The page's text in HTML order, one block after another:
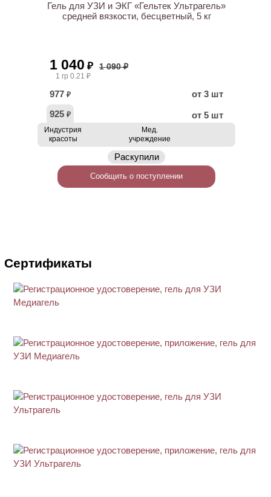
Гель для УЗИ и ЭКГ «Гельтек Ультрагель»
средней вязкости, бесцветный, 5 кг
1 040 ₽ 1 090 ₽
1 гр 0.21 ₽
977 ₽
от 3 шт
925 ₽ от 5 шт
Индустрия
красоты
Мед.
учреждение
Раскупили
Сообщить о поступлении
Сертификаты